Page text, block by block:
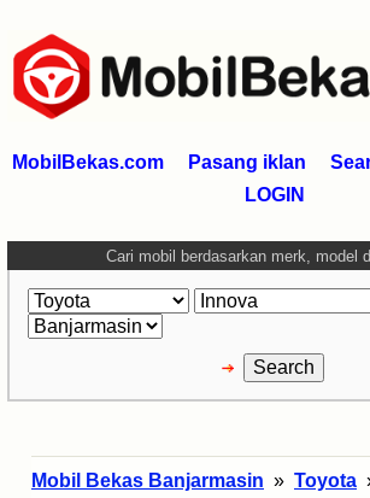
MobilBekas.com Pasang iklan
LOGIN
Cari mobil berdasarkan merk, model
Mobil Bekas Banjarmasin » Toyota